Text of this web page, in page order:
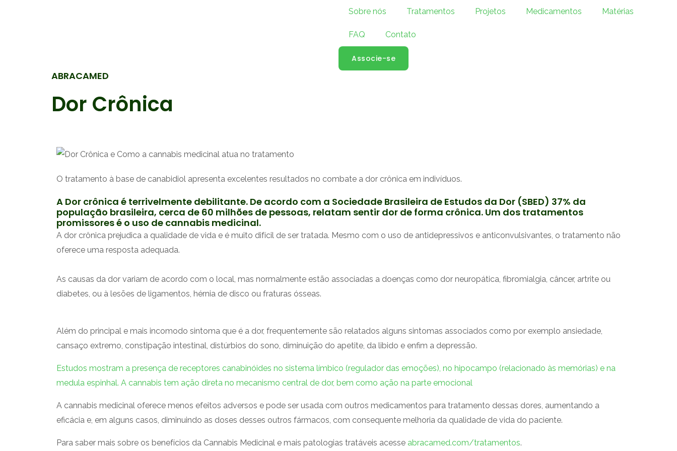
Sobre nós Tratamentos Projetos Medicamentos Matérias
FAQ Contato
Associe-se
ABRACAMED
Dor Crônica
O tratamento à base de canabidiol apresenta excelentes resultados no combate a dor crônica em indivíduos.
A Dor crônica é terrivelmente debilitante. De acordo com a Sociedade Brasileira de Estudos da Dor (SBED) 37% da
população brasileira, cerca de 60 milhões de pessoas, relatam sentir dor de forma crônica. Um dos tratamentos
promissores é o uso de cannabis medicinal.
A dor crônica prejudica a qualidade de vida e é muito difícil de ser tratada. Mesmo com o uso de antidepressivos e anticonvulsivantes, o tratamento não
oferece uma resposta adequada.
As causas da dor variam de acordo com o local, mas normalmente estão associadas a doenças como dor neuropática, fibromialgia, câncer, artrite ou
diabetes, ou à lesões de ligamentos, hérnia de disco ou fraturas ósseas.
Além do principal e mais incomodo sintoma que é a dor, frequentemente são relatados alguns sintomas associados como por exemplo ansiedade,
cansaço extremo, constipação intestinal, distúrbios do sono, diminuição do apetite, da libido e enfim a depressão.
Estudos mostram a presença de receptores canabinóides no sistema límbico (regulador das emoções), no hipocampo (relacionado às memórias) e na
medula espinhal. A cannabis tem ação direta no mecanismo central de dor, bem como ação na parte emocional
A cannabis medicinal oferece menos efeitos adversos e pode ser usada com outros medicamentos para tratamento dessas dores, aumentando a
eficácia e, em alguns casos, diminuindo as doses desses outros fármacos, com consequente melhoria da qualidade de vida do paciente.
Para saber mais sobre os benefícios da Cannabis Medicinal e mais patologias tratáveis acesse abracamed.com/tratamentos.